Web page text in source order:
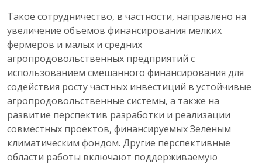
Такое сотрудничество, в частности, направлено на
увеличение объемов финансирования мелких
фермеров и малых и средних
агропродовольственных предприятий с
использованием смешанного финансирования для
содействия росту частных инвестиций в устойчивые
агропродовольственные системы, а также на
развитие перспектив разработки и реализации
совместных проектов, финансируемых Зеленым
климатическим фондом. Другие перспективные
области работы включают поддерживаемую